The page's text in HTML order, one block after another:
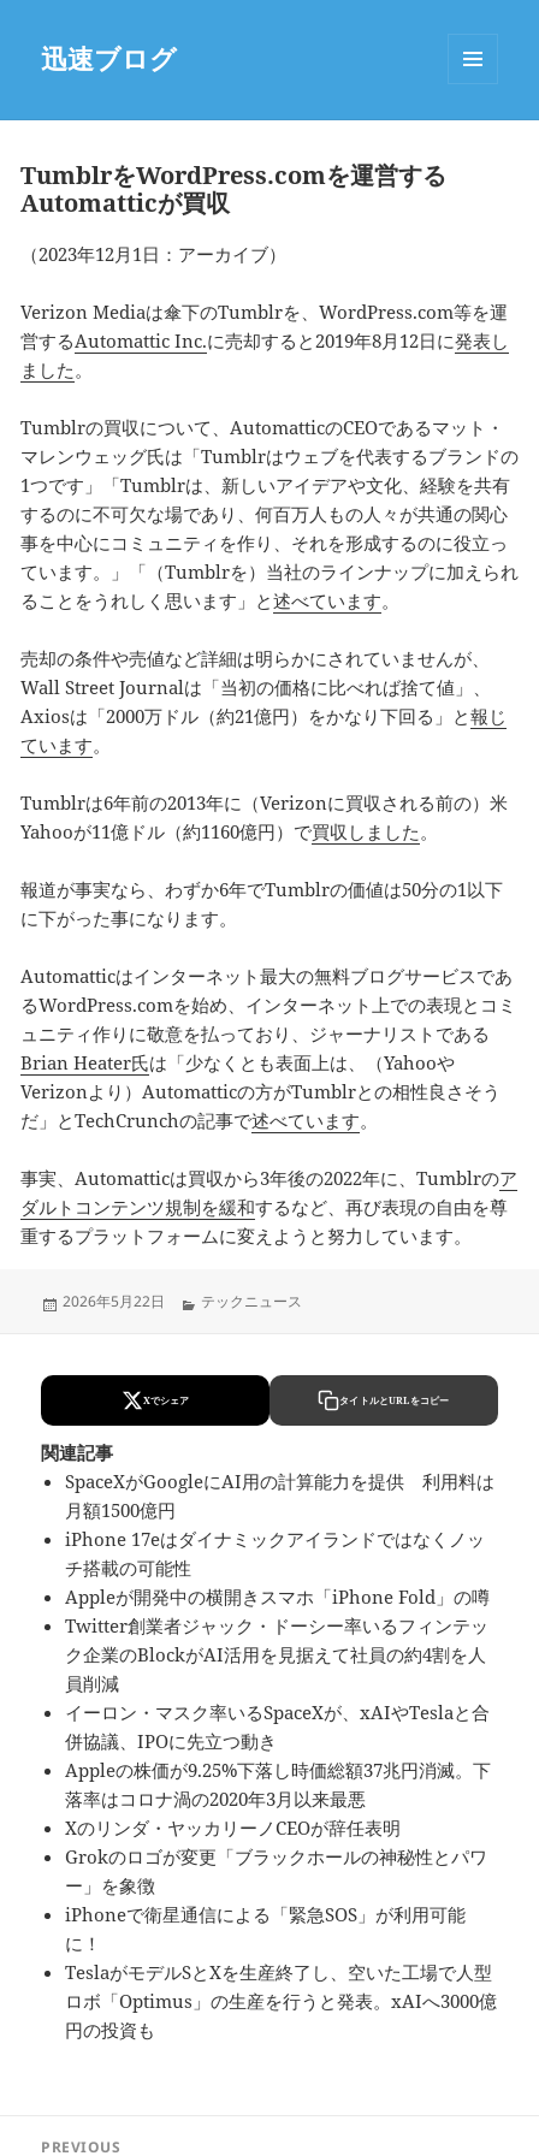
迅速ブログ
TumblrをWordPress.comを運営する
Automatticが買収
（2023年12月1日：アーカイブ）
Verizon Mediaは傘下のTumblrを、WordPress.com等を運
営するAutomattic Inc.に売却すると2019年8月12日に発表し
ました 。
Tumblrの買収について、AutomatticのCEOであるマット・
マレンウェッグ氏は「Tumblrはウェブを代表するブランドの
1つです」「Tumblrは、新しいアイデアや文化、経験を共有
するのに不可欠な場であり、何百万人もの人々が共通の関心
事を中心にコミュニティを作り、それを形成するのに役立っ
ています。」「（Tumblrを）当社のラインナップに加えられ
ることをうれしく思います」と述べています。
売却の条件や売値など詳細は明らかにされていませんが、
Wall Street Journalは「当初の価格に比べれば捨て値」、
Axiosは「2000万ドル（約21億円）をかなり下回る」と報じ
ています。
Tumblrは6年前の2013年に（Verizonに買収される前の）米
Yahooが11億ドル（約1160億円）で買収しました 。
報道が事実なら、わずか6年でTumblrの価値は50分の1以下
に下がった事になります。
Automatticはインターネット最大の無料ブログサービスであ
るWordPress.comを始め、インターネット上での表現とコミ
ュニティ作りに敬意を払っており、ジャーナリストである
Brian Heater氏は「少なくとも表面上は、（Yahooや
Verizonより）Automatticの方がTumblrとの相性良さそう
だ」とTechCrunchの記事で述べています。
事実、Automatticは買収から3年後の2022年に、Tumblrのア
ダルトコンテンツ規制を緩和するなど、再び表現の自由を尊
重するプラットフォームに変えようと努力しています。
Updated
2026年5月22日 Categories
テックニュース
Xでシェア タイトルとURLをコピー
関連記事
SpaceXがGoogleにAI用の計算能力を提供 利用料は
月額1500億円
iPhone 17eはダイナミックアイランドではなくノッ
チ搭載の可能性
Appleが開発中の横開きスマホ「iPhone Fold」の噂
Twitter創業者ジャック・ドーシー率いるフィンテッ
ク企業のBlockがAI活用を見据えて社員の約4割を人
員削減
イーロン・マスク率いるSpaceXが、xAIやTeslaと合
併協議、IPOに先立つ動き
Appleの株価が9.25%下落し時価総額37兆円消滅。下
落率はコロナ渦の2020年3月以来最悪
Xのリンダ・ヤッカリーノCEOが辞任表明
Grokのロゴが変更「ブラックホールの神秘性とパワ
ー」を象徴
iPhoneで衛星通信による「緊急SOS」が利用可能
に！
TeslaがモデルSとXを生産終了し、空いた工場で人型
ロボ「Optimus」の生産を行うと発表。xAIへ3000億
円の投資も
PREVIOUS